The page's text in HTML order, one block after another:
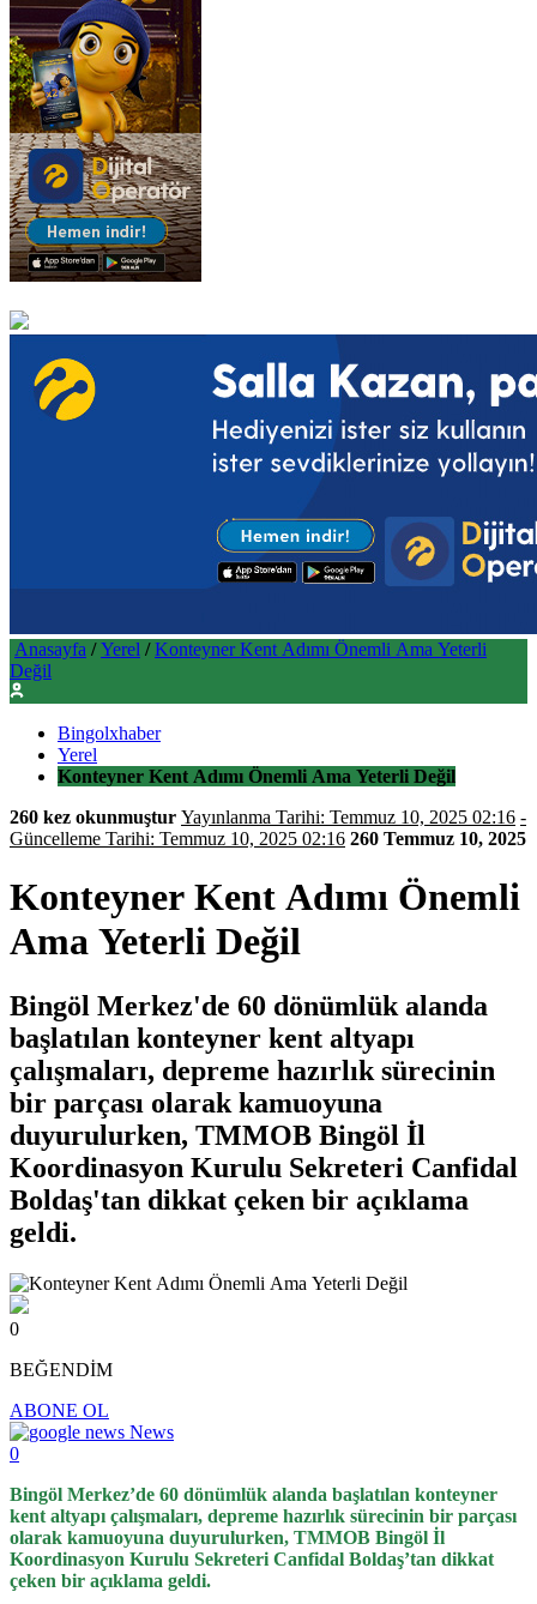
Anasayfa / Yerel / Konteyner Kent Adımı Önemli Ama Yeterli
Değil
Bingolxhaber
Yerel
Konteyner Kent Adımı Önemli Ama Yeterli Değil
260 kez okunmuştur
Yayınlanma Tarihi: Temmuz 10, 2025 02:16 -
Güncelleme Tarihi: Temmuz 10, 2025 02:16 260 Temmuz 10, 2025
Konteyner Kent Adımı Önemli
Ama Yeterli Değil
Bingöl Merkez'de 60 dönümlük alanda
başlatılan konteyner kent altyapı
çalışmaları, depreme hazırlık sürecinin
bir parçası olarak kamuoyuna
duyurulurken, TMMOB Bingöl İl
Koordinasyon Kurulu Sekreteri Canfidal
Boldaş'tan dikkat çeken bir açıklama
geldi.
0
BEĞENDİM
ABONE OL
News
0
Bingöl Merkez’de 60 dönümlük alanda başlatılan konteyner
kent altyapı çalışmaları, depreme hazırlık sürecinin bir parçası
olarak kamuoyuna duyurulurken, TMMOB Bingöl İl
Koordinasyon Kurulu Sekreteri Canfidal Boldaş’tan dikkat
çeken bir açıklama geldi.